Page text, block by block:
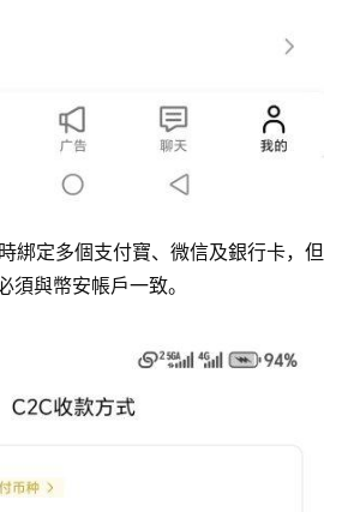
綁定多個支付寶、微信及銀行卡，但
須與幣安帳戶一致。